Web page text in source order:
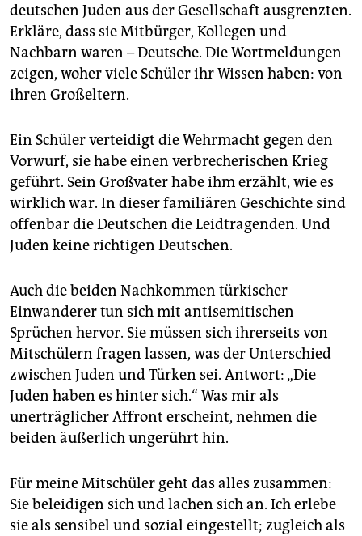
deutschen Juden aus der Gesellschaft ausgrenzten.
Erkläre, dass sie Mitbürger, Kollegen und
Nachbarn waren – Deutsche. Die Wortmeldungen
zeigen, woher viele Schüler ihr Wissen haben: von
ihren Großeltern.
Ein Schüler verteidigt die Wehrmacht gegen den
Vorwurf, sie habe einen verbrecherischen Krieg
geführt. Sein Großvater habe ihm erzählt, wie es
wirklich war. In dieser familiären Geschichte sind
offenbar die Deutschen die Leidtragenden. Und
Juden keine richtigen Deutschen.
Auch die beiden Nachkommen türkischer
Einwanderer tun sich mit antisemitischen
Sprüchen hervor. Sie müssen sich ihrerseits von
Mitschülern fragen lassen, was der Unterschied
zwischen Juden und Türken sei. Antwort: „Die
Juden haben es hinter sich.“ Was mir als
unerträglicher Affront erscheint, nehmen die
beiden äußerlich ungerührt hin.
Für meine Mitschüler geht das alles zusammen:
Sie beleidigen sich und lachen sich an. Ich erlebe
sie als sensibel und sozial eingestellt; zugleich als